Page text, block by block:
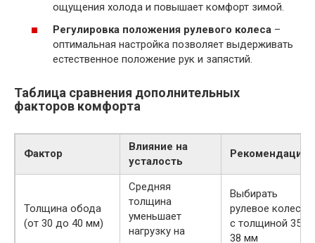
ощущения холода и повышает комфорт зимой.
Регулировка положения рулевого колеса –
оптимальная настройка позволяет выдерживать
естественное положение рук и запястий.
Таблица сравнения дополнительных
факторов комфорта
Фактор
Влияние на
усталость
Рекомендации
Толщина обода
(от 30 до 40 мм)
Средняя
толщина
уменьшает
нагрузку на
Выбирать
рулевое колесо
с толщиной 35-
38 мм